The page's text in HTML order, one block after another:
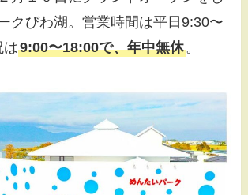
クびわ湖。営業時間は平日9:30〜
は9:00〜18:00で、年中無休。